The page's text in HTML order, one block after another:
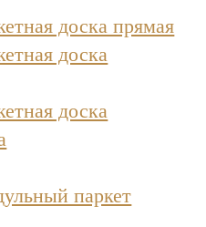
доска прямая
доска
доска
паркет